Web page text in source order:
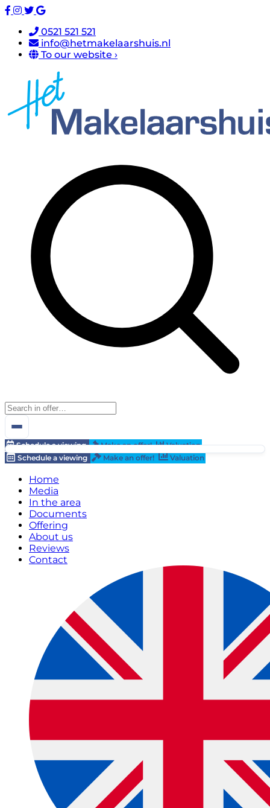
0521 521 521
info@hetmakelaarshuis.nl
To our website ›
Schedule a viewing Make an offer!
Valuation
Schedule a viewing
Make an offer! Valuation
Home
Media
In the area
Documents
Offering
About us
Reviews
Contact